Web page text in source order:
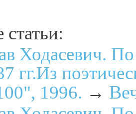
Ходасевич.
гг.Из
1996. →